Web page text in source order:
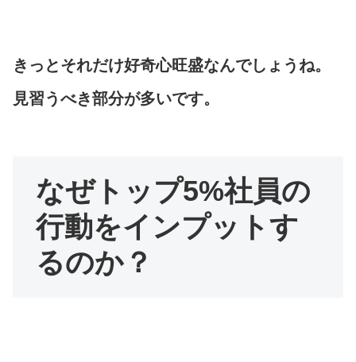
きっとそれだけ好奇心旺盛なんでしょうね。
見習うべき部分が多いです。
なぜトップ5%社員の
行動をインプットす
るのか？